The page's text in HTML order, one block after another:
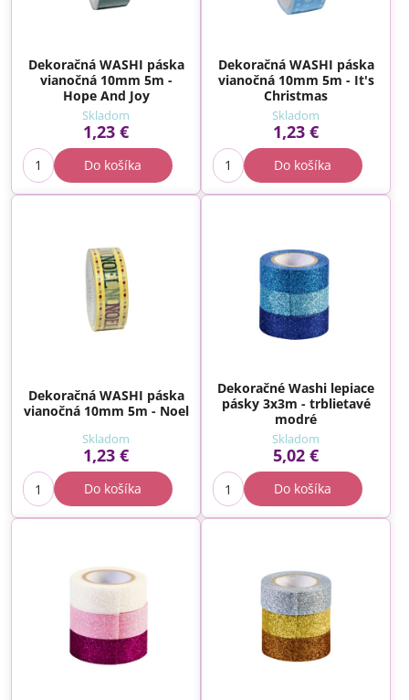
Dekoračná WASHI páska
vianočná 10mm 5m -
Hope And Joy
Skladom
1,23 €
Do košíka
Dekoračná WASHI páska
vianočná 10mm 5m - It's
Christmas
Skladom
1,23 €
Do košíka
Dekoračná WASHI páska
vianočná 10mm 5m - Noel
Skladom
1,23 €
Do košíka
Dekoračné Washi lepiace
pásky 3x3m - trblietavé
modré
Skladom
5,02 €
Do košíka